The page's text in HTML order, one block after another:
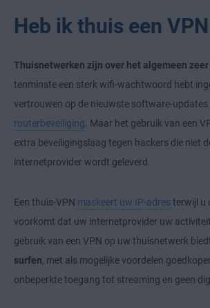
Heb ik thuis een
Thuisnetwerken zijn over het algemeen
tenminste een sterk wifi-wachtwoord hebt
vertrouwen op de nieuwste software-updates
routerbeveiliging. Maar het gebruik van een
extra beveiligingslaag tegen hackers die niet
internetprovider wordt geleverd.
Een thuis-VPN maskeert uw IP-adres terwijl u
voorkomt dat uw internetprovider uw
gebruik van een VPN op uw thuisnetwerk
surfen, met als mogelijke voordelen
onbeperkte toegang tot streaming en geen